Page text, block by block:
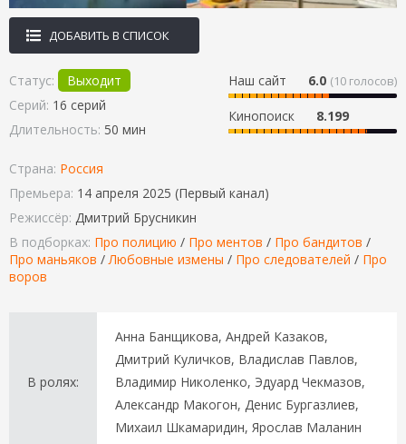
ДОБАВИТЬ В СПИСОК
Наш сайт 6.0 (10 голосов)
Кинопоиск 8.199
Статус:
Выходит
Серий: 16 серий
Длительность: 50 мин
Страна: Россия
Премьера: 14 апреля 2025 (Первый канал)
Режиссёр: Дмитрий Брусникин
В подборках: Про полицию / Про ментов / Про бандитов /
Про маньяков / Любовные измены / Про следователей / Про
воров
В ролях:
Анна Банщикова, Андрей Казаков,
Дмитрий Куличков, Владислав Павлов,
Владимир Николенко, Эдуард Чекмазов,
Александр Макогон, Денис Бургазлиев,
Михаил Шкамаридин, Ярослав Маланин